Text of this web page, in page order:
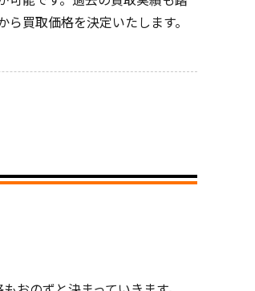
ら買取価格を決定いたします。